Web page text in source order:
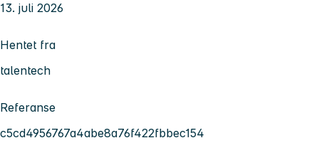
13. juli 2026
Hentet fra
talentech
Referanse
c5cd4956767a4abe8a76f422fbbec154